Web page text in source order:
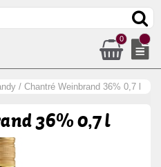
0
/ Chantré Weinbrand 36% 0,7 l
36% 0,7 l